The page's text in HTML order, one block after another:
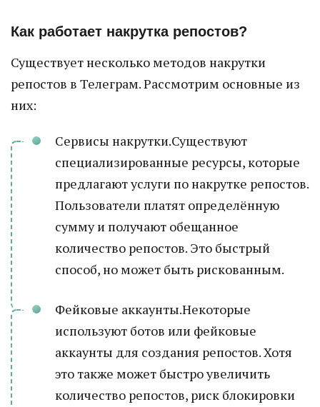
Как работает накрутка репостов?
Существует несколько методов накрутки
репостов в Телеграм. Рассмотрим основные из
них:
Сервисы накрутки.Существуют
специализированные ресурсы, которые
предлагают услуги по накрутке репостов.
Пользователи платят определённую
сумму и получают обещанное
количество репостов. Это быстрый
способ, но может быть рискованным.
Фейковые аккаунты.Некоторые
используют ботов или фейковые
аккаунты для создания репостов. Хотя
это также может быстро увеличить
количество репостов, риск блокировки